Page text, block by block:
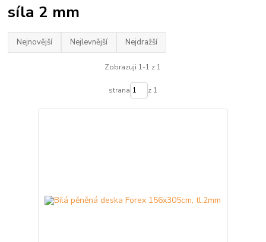
síla 2 mm
Nejnovější Nejlevnější Nejdražší
Zobrazuji 1-1 z 1
strana z 1